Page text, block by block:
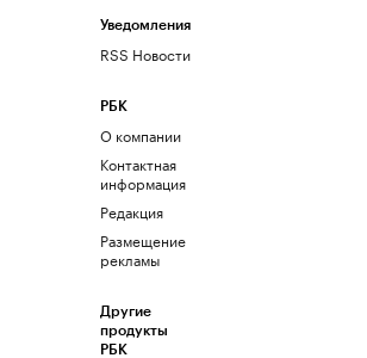
Уведомления
RSS Новости
РБК
О компании
Контактная
информация
Редакция
Размещение
рекламы
Другие
продукты
РБК